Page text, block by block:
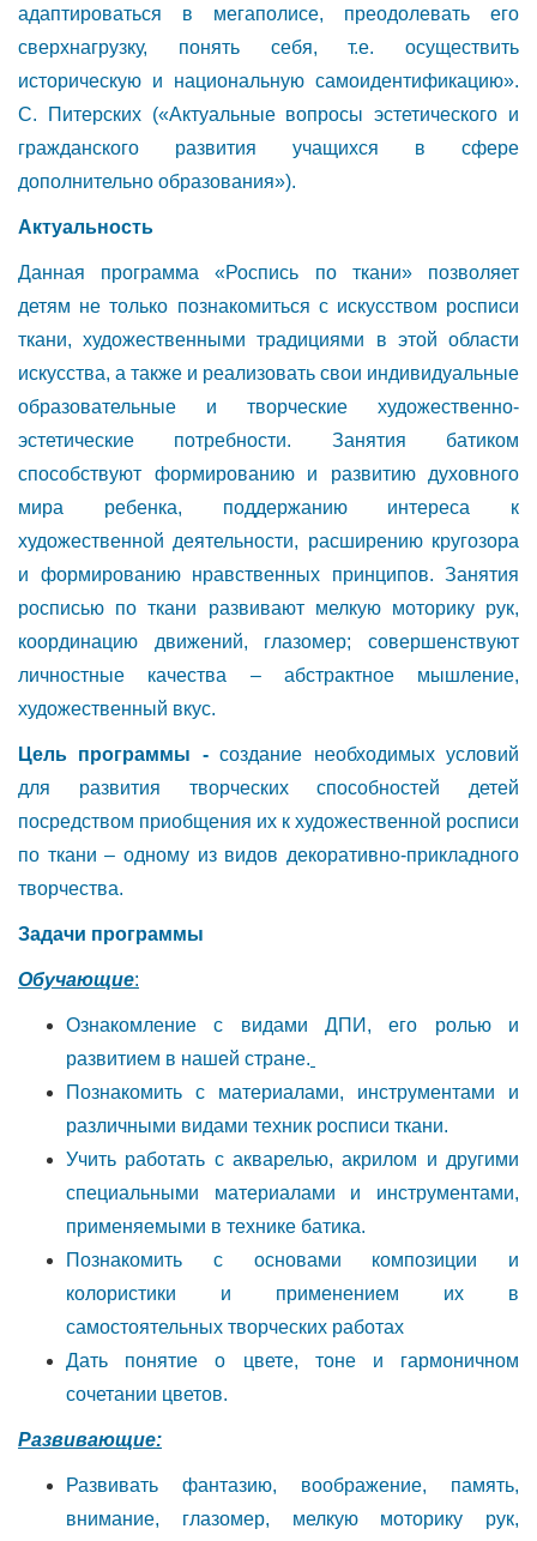
адаптироваться в мегаполисе, преодолевать его
сверхнагрузку, понять себя, т.е. осуществить
историческую и национальную самоидентификацию».
С. Питерских («Актуальные вопросы эстетического и
гражданского развития учащихся в сфере
дополнительно образования»).
Актуальность
Данная программа «Роспись по ткани» позволяет
детям не только познакомиться с искусством росписи
ткани, художественными традициями в этой области
искусства, а также и реализовать свои индивидуальные
образовательные и творческие художественно-
эстетические потребности. Занятия батиком
способствуют формированию и развитию духовного
мира ребенка, поддержанию интереса к
художественной деятельности, расширению кругозора
и формированию нравственных принципов. Занятия
росписью по ткани развивают мелкую моторику рук,
координацию движений, глазомер; совершенствуют
личностные качества – абстрактное мышление,
художественный вкус.
Цель программы -создание необходимых условий
для развития творческих способностей детей
посредством приобщения их к художественной росписи
по ткани – одному из видов декоративно-прикладного
творчества.
Задачи программы
Обучающие:
Ознакомление с видами ДПИ, его ролью и
развитием в нашей стране.
Познакомить с материалами, инструментами и
различными видами техник росписи ткани.
Учить работать с акварелью, акрилом и другими
специальными материалами и инструментами,
применяемыми в технике батика.
Познакомить с основами композиции и
колористики и применением их в
самостоятельных творческих работах
Дать понятие о цвете, тоне и гармоничном
сочетании цветов.
Развивающие:
Развивать фантазию, воображение, память,
внимание, глазомер, мелкую моторику рук,